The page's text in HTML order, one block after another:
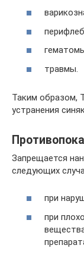
травмы.
Таким образом,
устранения
Запрещается
следующих
при
при